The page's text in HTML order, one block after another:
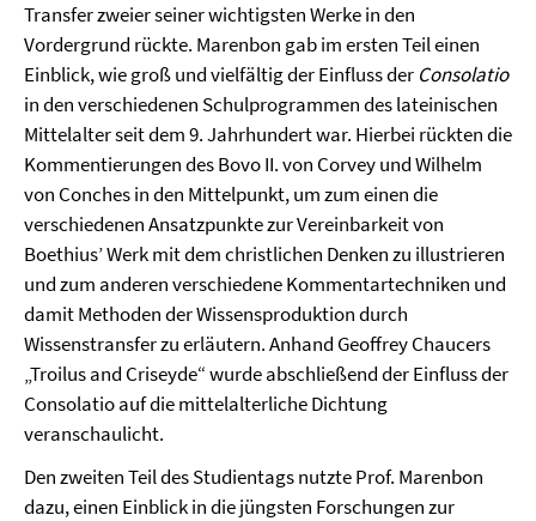
Transfer zweier seiner wichtigsten Werke in den
Vordergrund rückte. Marenbon gab im ersten Teil einen
Einblick, wie groß und vielfältig der Einfluss der Consolatio
in den verschiedenen Schulprogrammen des lateinischen
Mittelalter seit dem 9. Jahrhundert war. Hierbei rückten die
Kommentierungen des Bovo II. von Corvey und Wilhelm
von Conches in den Mittelpunkt, um zum einen die
verschiedenen Ansatzpunkte zur Vereinbarkeit von
Boethius’ Werk mit dem christlichen Denken zu illustrieren
und zum anderen verschiedene Kommentartechniken und
damit Methoden der Wissensproduktion durch
Wissenstransfer zu erläutern. Anhand Geoffrey Chaucers
„Troilus and Criseyde“ wurde abschließend der Einfluss der
Consolatio auf die mittelalterliche Dichtung
veranschaulicht.
Den zweiten Teil des Studientags nutzte Prof. Marenbon
dazu, einen Einblick in die jüngsten Forschungen zur